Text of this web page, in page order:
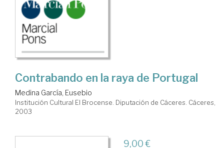
Contrabando en la raya de Portugal
Medina García, Eusebio
Institución Cultural El Brocense. Diputación de Cáceres. Cáceres,
2003
9,00 €